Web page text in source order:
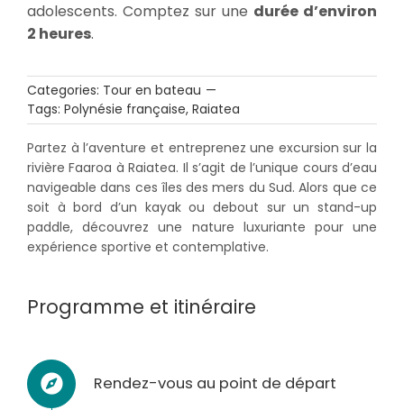
adolescents. Comptez sur une durée d’environ
2 heures.
Categories: Tour en bateau —
Tags: Polynésie française, Raiatea
Partez à l’aventure et entreprenez une excursion sur la
rivière Faaroa à Raiatea. Il s’agit de l’unique cours d’eau
navigeable dans ces îles des mers du Sud. Alors que ce
soit à bord d’un kayak ou debout sur un stand-up
paddle, découvrez une nature luxuriante pour une
expérience sportive et contemplative.
Programme et itinéraire
Rendez-vous au point de départ